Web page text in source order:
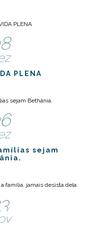
PLENA
sejam